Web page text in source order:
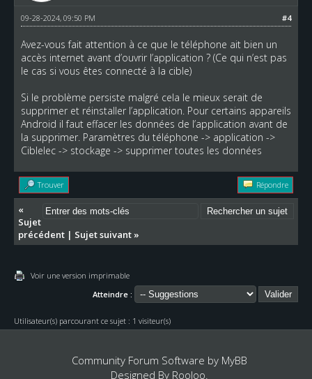
#4
09-28-2024, 09:50 PM
Avez-vous fait attention à ce que le téléphone ait bien un
accès internet avant d’ouvrir l’application ? (Ce qui n’est pas
le cas si vous êtes connecté à la cible)
Si le problème persiste malgré cela le mieux serait de
supprimer et réinstaller l’application. Pour certains appareils
Android il faut effacer les données de l’application avant de
la supprimer. Paramètres du téléphone -> application ->
Ciblelec -> stockage -> supprimer toutes les données
Trouver Répondre
«
Sujet
précédent| Sujet suivant»
Voir une version imprimable
Atteindre :
Utilisateur(s) parcourant ce sujet : 1 visiteur(s)
Community Forum Software by MyBB
Designed By Rooloo.